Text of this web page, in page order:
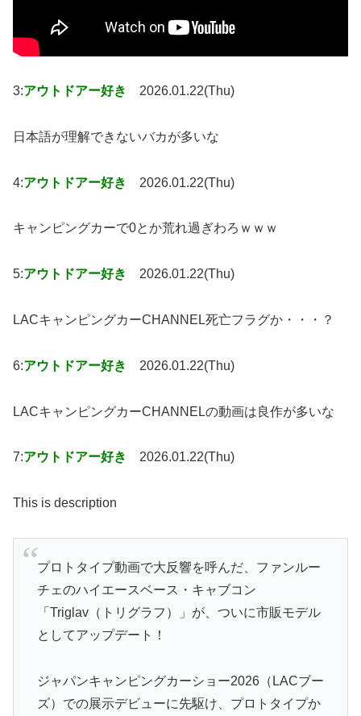
3:アウトドアー好き 2026.01.22(Thu)
日本語が理解できないバカが多いな
4:アウトドアー好き 2026.01.22(Thu)
キャンピングカーで0とか荒れ過ぎわろｗｗｗ
5:アウトドアー好き 2026.01.22(Thu)
LACキャンピングカーCHANNEL死亡フラグか・・・？
6:アウトドアー好き 2026.01.22(Thu)
LACキャンピングカーCHANNELの動画は良作が多いな
7:アウトドアー好き 2026.01.22(Thu)
This is description
プロトタイプ動画で大反響を呼んだ、ファンルー
チェのハイエースベース・キャブコン
「Triglav（トリグラフ）」が、ついに市販モデル
としてアップデート！
ジャパンキャンピングカーショー2026（LACブー
ズ）での展示デビューに先駆け、プロトタイプか